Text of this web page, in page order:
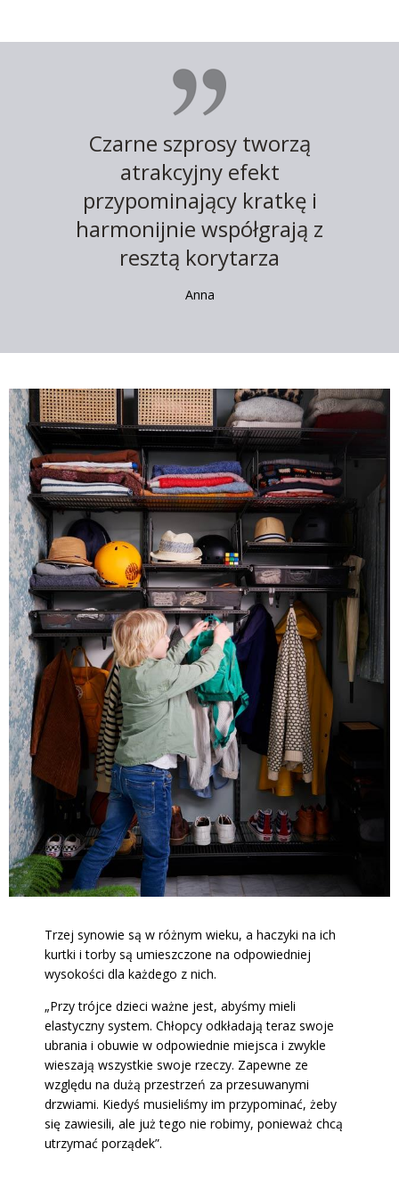
Czarne szprosy tworzą
atrakcyjny efekt
przypominający kratkę i
harmonijnie współgrają z
resztą korytarza
Anna
Trzej synowie są w różnym wieku, a haczyki na ich
kurtki i torby są umieszczone na odpowiedniej
wysokości dla każdego z nich.
„Przy trójce dzieci ważne jest, abyśmy mieli
elastyczny system. Chłopcy odkładają teraz swoje
ubrania i obuwie w odpowiednie miejsca i zwykle
wieszają wszystkie swoje rzeczy. Zapewne ze
względu na dużą przestrzeń za przesuwanymi
drzwiami. Kiedyś musieliśmy im przypominać, żeby
się zawiesili, ale już tego nie robimy, ponieważ chcą
utrzymać porządek”.